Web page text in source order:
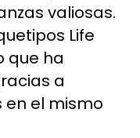
valiosas.
Life
que ha
a
el mismo